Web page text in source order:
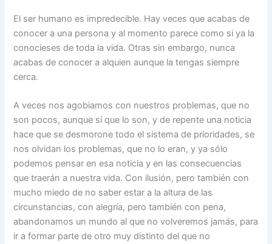
El ser humano es impredecible. Hay veces que acabas de
conocer a una persona y al momento parece como si ya la
conocieses de toda la vida. Otras sin embargo, nunca
acabas de conocer a alquien aunque la tengas siempre
cerca.
A veces nos agobiamos con nuestros problemas, que no
son pocos, aunque sí que lo son, y de repente una noticia
hace que se desmorone todo el sistema de prioridades, se
nos olvidan los problemas, que no lo eran, y ya sólo
podemos pensar en esa noticia y en las consecuencias
que traerán a nuestra vida. Con ilusión, pero también con
mucho miedo de no saber estar a la altura de las
circunstancias, con alegría, pero también con pena,
abandonamos un mundo al que no volveremos jamás, para
ir a formar parte de otro muy distinto del que no